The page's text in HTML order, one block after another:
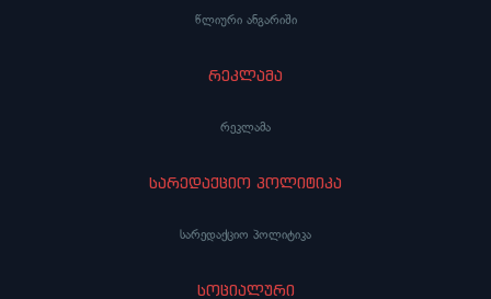
წლიური ანგარიში
რეკლამა
რეკლამა
სარედაქციო პოლიტიკა
სარედაქციო პოლიტიკა
სოციალური